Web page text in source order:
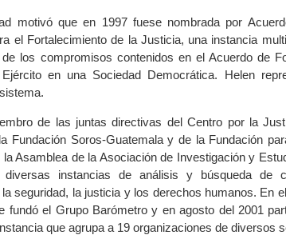
motivó que en 1997 fuese nombrada por
el Fortalecimiento de la Justicia, una instancia
los compromisos contenidos en el Acuerdo de
en una Sociedad Democrática. Helen
de las juntas directivas del Centro por la
Fundación Soros-Guatemala y de la Fundación
la Asamblea de la Asociación de Investigación y
diversas instancias de análisis y búsqueda de
seguridad, la justicia y los derechos humanos. En
fundó el Grupo Barómetro y en agosto del 2001
que agrupa a 19 organizaciones de diversos